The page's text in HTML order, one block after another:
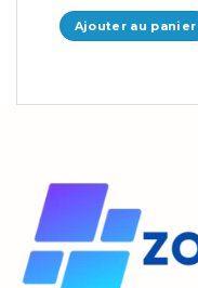
Ajouter au panier